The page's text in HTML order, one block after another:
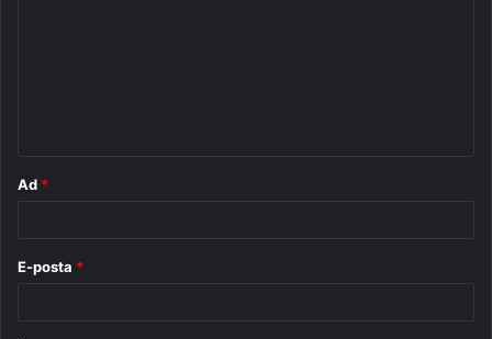
Ad *
E-posta *